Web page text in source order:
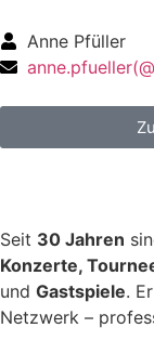
Anne Pfüller
Seit 30 Jahren
Konzerte,
und Gastspiele.
Netzwerk –